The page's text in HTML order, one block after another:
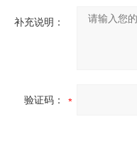
补充说明：
验证码：